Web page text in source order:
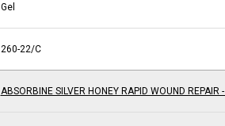
Gel
260-22/C
ABSORBINE SILVER HONEY RAPID WOUND REPAIR